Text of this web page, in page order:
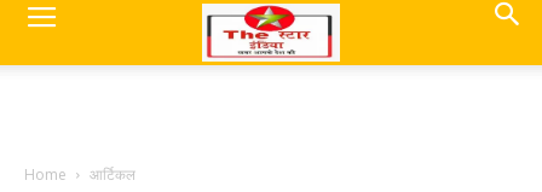
Home आर्टिकल